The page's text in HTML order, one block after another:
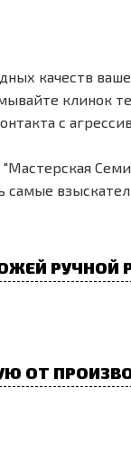
качеств
клинок
с
"Мастерская
самые
РУЧНОЙ
ОТ